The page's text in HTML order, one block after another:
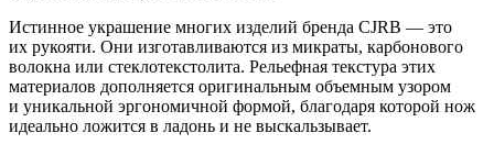
Истинное украшение многих изделий бренда CJRB — это
их рукояти. Они изготавливаются из микраты, карбонового
волокна или стеклотекстолита. Рельефная текстура этих
материалов дополняется оригинальным объемным узором
и уникальной эргономичной формой, благодаря которой нож
идеально ложится в ладонь и не выскальзывает.